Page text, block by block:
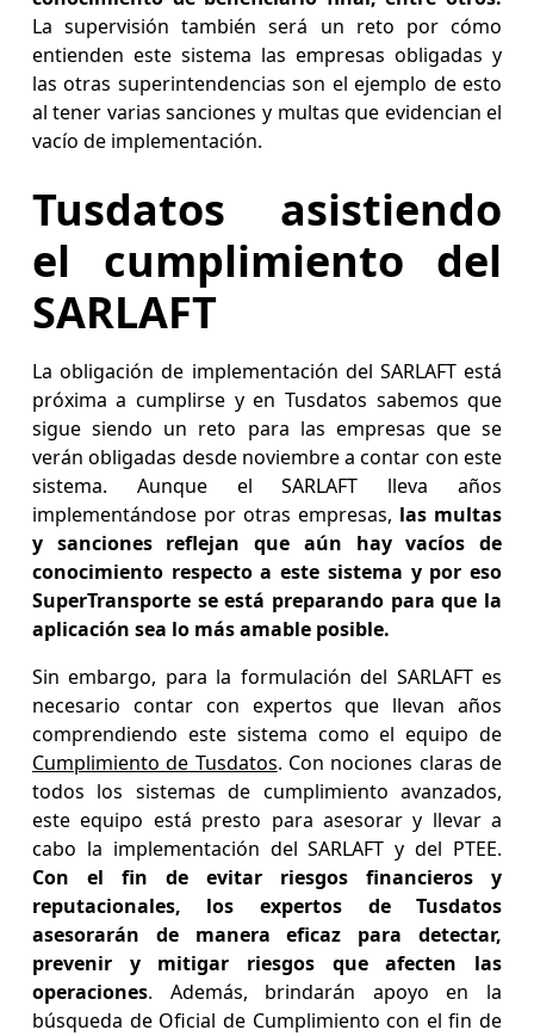
La supervisión también será un reto por cómo
entienden este sistema las empresas obligadas y
las otras superintendencias son el ejemplo de esto
al tener varias sanciones y multas que evidencian el
vacío de implementación.
Tusdatos asistiendo
el cumplimiento del
SARLAFT
La obligación de implementación del SARLAFT está
próxima a cumplirse y en Tusdatos sabemos que
sigue siendo un reto para las empresas que se
verán obligadas desde noviembre a contar con este
sistema. Aunque el SARLAFT lleva años
implementándose por otras empresas, las multas
y sanciones reflejan que aún hay vacíos de
conocimiento respecto a este sistema y por eso
SuperTransporte se está preparando para que la
aplicación sea lo más amable posible.
Sin embargo, para la formulación del SARLAFT es
necesario contar con expertos que llevan años
comprendiendo este sistema como el equipo de
Cumplimiento de Tusdatos. Con nociones claras de
todos los sistemas de cumplimiento avanzados,
este equipo está presto para asesorar y llevar a
cabo la implementación del SARLAFT y del PTEE.
Con el fin de evitar riesgos financieros y
reputacionales, los expertos de Tusdatos
asesorarán de manera eficaz para detectar,
prevenir y mitigar riesgos que afecten las
operaciones. Además, brindarán apoyo en la
búsqueda de Oficial de Cumplimiento con el fin de